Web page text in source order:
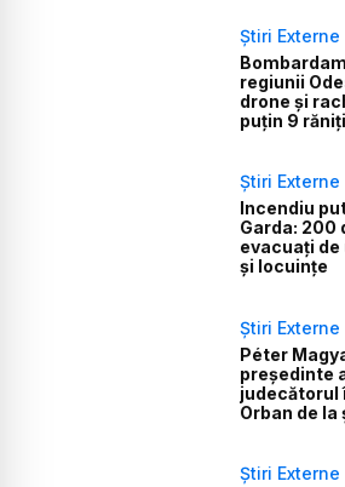
Știri Externe
regiunii
drone și
puțin 9 răniți
Știri Externe
Incendiu
Garda: 200
evacuați
și locuințe
Știri Externe
Péter
președinte
judecătorul
Orban de
Știri Externe